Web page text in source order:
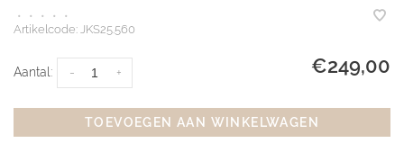
• • • •
•
Artikelcode: JKS25.560
Aantal: +
- €249,00
TOEVOEGEN AAN WINKELWAGEN